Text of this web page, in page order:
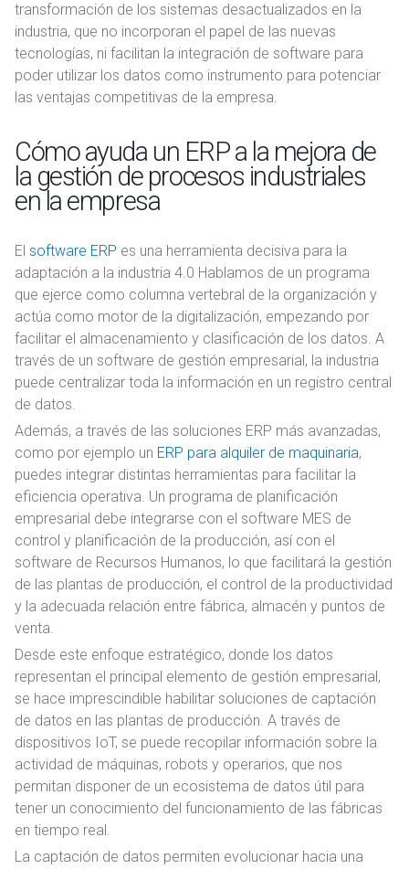
transformación de los sistemas desactualizados en la
industria, que no incorporan el papel de las nuevas
tecnologías, ni facilitan la integración de software para
poder utilizar los datos como instrumento para potenciar
las ventajas competitivas de la empresa.
Cómo ayuda un ERP a la mejora de
la gestión de procesos industriales
en la empresa
El software ERP es una herramienta decisiva para la
adaptación a la industria 4.0 Hablamos de un programa
que ejerce como columna vertebral de la organización y
actúa como motor de la digitalización, empezando por
facilitar el almacenamiento y clasificación de los datos. A
través de un software de gestión empresarial, la industria
puede centralizar toda la información en un registro central
de datos.
Además, a través de las soluciones ERP más avanzadas,
como por ejemplo un ERP para alquiler de maquinaria,
puedes integrar distintas herramientas para facilitar la
eficiencia operativa. Un programa de planificación
empresarial debe integrarse con el software MES de
control y planificación de la producción, así con el
software de Recursos Humanos, lo que facilitará la gestión
de las plantas de producción, el control de la productividad
y la adecuada relación entre fábrica, almacén y puntos de
venta.
Desde este enfoque estratégico, donde los datos
representan el principal elemento de gestión empresarial,
se hace imprescindible habilitar soluciones de captación
de datos en las plantas de producción. A través de
dispositivos IoT, se puede recopilar información sobre la
actividad de máquinas, robots y operarios, que nos
permitan disponer de un ecosistema de datos útil para
tener un conocimiento del funcionamiento de las fábricas
en tiempo real.
La captación de datos permiten evolucionar hacia una